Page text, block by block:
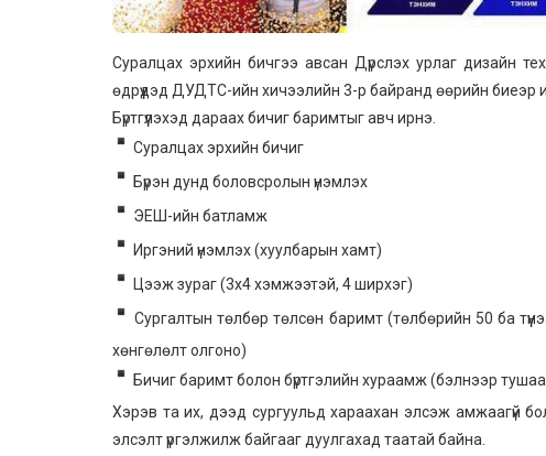
Суралцах эрхийн бичгээ авсан Дүрслэх урлаг дизайн
өдрүүдэд ДУДТС-ийн хичээлийн 3-р байранд өөрийн биеэр
Бүртгүүлэхэд дараах бичиг баримтыг авч ирнэ.
Суралцах эрхийн бичиг
Бүрэн дунд боловсролын үнэмлэх
ЭЕШ-ийн батламж
Иргэний үнэмлэх (хуулбарын хамт)
Цээж зураг (3х4 хэмжээтэй, 4 ширхэг)
Сургалтын төлбөр төлсөн баримт (төлбөрийн 50 ба
хөнгөлөлт олгоно)
Бичиг баримт болон бүртгэлийн хураамж (бэлнээр
Хэрэв та их, дээд сургуульд хараахан элсэж амжаагүй
элсэлт үргэлжилж байгааг дуулгахад таатай байна.